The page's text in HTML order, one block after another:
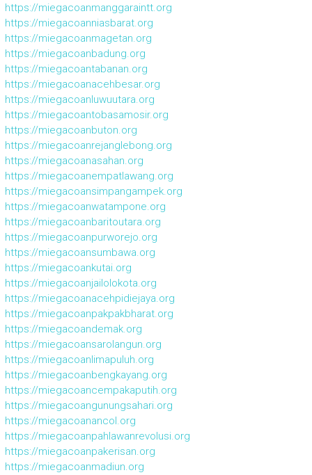
https://miegacoanmanggaraintt.org
https://miegacoanniasbarat.org
https://miegacoanmagetan.org
https://miegacoanbadung.org
https://miegacoantabanan.org
https://miegacoanacehbesar.org
https://miegacoanluwuutara.org
https://miegacoantobasamosir.org
https://miegacoanbuton.org
https://miegacoanrejanglebong.org
https://miegacoanasahan.org
https://miegacoanempatlawang.org
https://miegacoansimpangampek.org
https://miegacoanwatampone.org
https://miegacoanbaritoutara.org
https://miegacoanpurworejo.org
https://miegacoansumbawa.org
https://miegacoankutai.org
https://miegacoanjailolokota.org
https://miegacoanacehpidiejaya.org
https://miegacoanpakpakbharat.org
https://miegacoandemak.org
https://miegacoansarolangun.org
https://miegacoanlimapuluh.org
https://miegacoanbengkayang.org
https://miegacoancempakaputih.org
https://miegacoangunungsahari.org
https://miegacoanancol.org
https://miegacoanpahlawanrevolusi.org
https://miegacoanpakerisan.org
https://miegacoanmadiun.org